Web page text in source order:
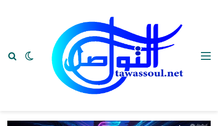
الوضع القائمة